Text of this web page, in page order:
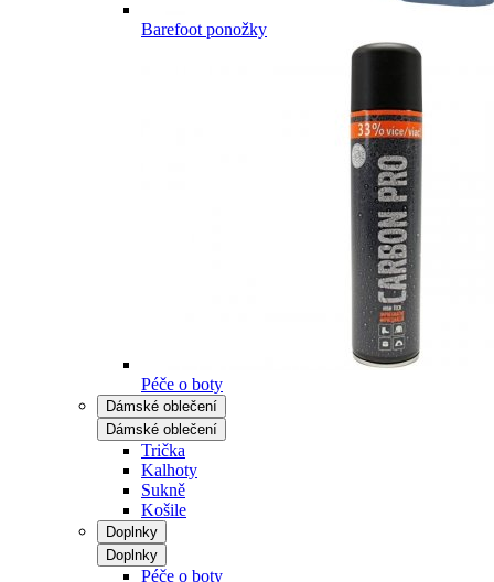
Barefoot ponožky
Péče o boty
Dámské oblečení
Dámské oblečení
Trička
Kalhoty
Sukně
Košile
Doplnky
Doplnky
Péče o boty